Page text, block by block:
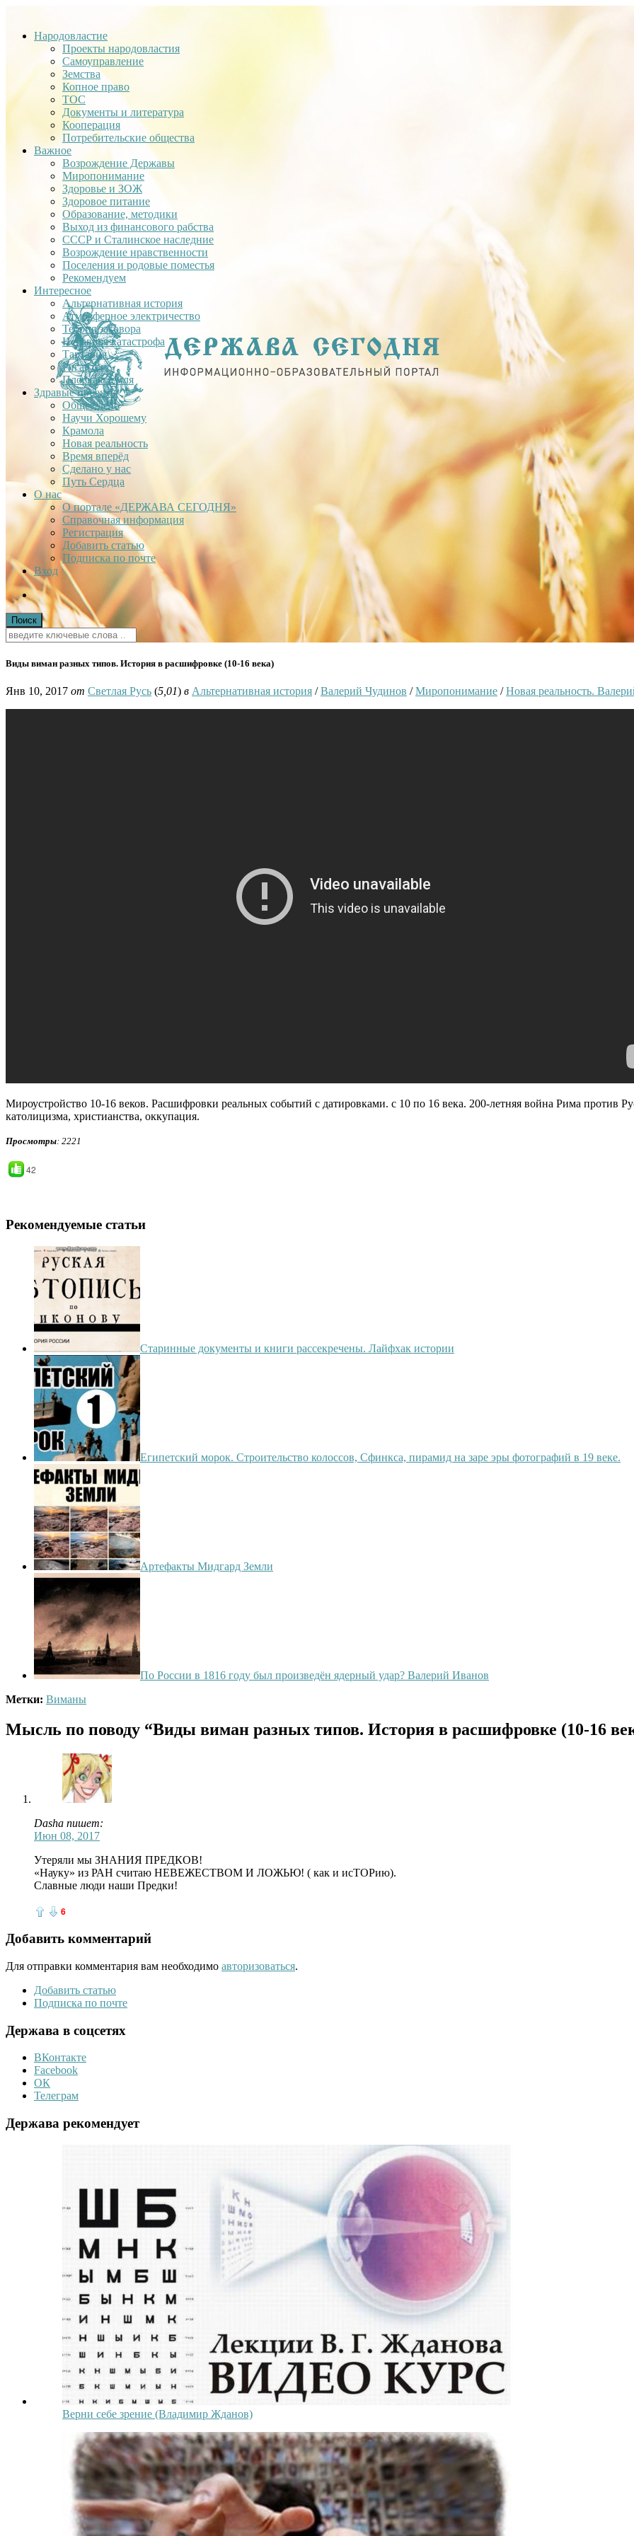
Народовластие
Проекты народовластия
Самоуправление
Земства
Копное право
ТОС
Документы и литература
Кооперация
Потребительские общества
Важное
Возрождение Державы
Миропонимание
Здоровье и ЗОЖ
Здоровое питание
Образование, методики
Выход из финансового рабства
СССР и Сталинское наследние
Возрождение нравственности
Поселения и родовые поместья
Рекомендуем
Интересное
Альтернативная история
Атмосферное электричество
Теория заговора
Недавняя катастрофа
Тартария
Гиганты
Плоская Земля
Здравые проекты
Общее дело
Научи Хорошему
Крамола
Новая реальность
Время вперёд
Сделано у нас
Путь Сердца
О нас
О портале «ДЕРЖАВА СЕГОДНЯ»
Справочная информация
Регистрация
Добавить статью
Подписка по почте
Вход
Виды виман разных типов. История в расшифровке (10-16 века)
Янв 10, 2017 от Светлая Русь (5,01) в Альтернативная история /Валерий Чудинов /Миропонимание /Новая реальность.
Мироустройство 10-16 веков. Расшифровки реальных событий с датировками. с 10 по 16 века. 200-летняя война Рима против
католицизма, христианства, оккупация.
Просмотры: 2221
42
Рекомендуемые статьи
Старинные документы и книги рассекречены. Лайфхак истории
Египетский морок. Строительство колоссов, Сфинкса, пирамид на заре эры фотографий в 19 веке.
Артефакты Мидгард Земли
По России в 1816 году был произведён ядерный удар? Валерий Иванов
Метки: Виманы
Мысль по поводу “Виды виман разных типов. История в расшифровке (10-16
Dasha пишет:
Июн 08, 2017
Утеряли мы ЗНАНИЯ ПРЕДКОВ!
«Науку» из РАН считаю НЕВЕЖЕСТВОМ И ЛОЖЬЮ! ( как и исТОРию).
Славные люди наши Предки!
6
Добавить комментарий
Для отправки комментария вам необходимо авторизоваться.
Добавить статью
Подписка по почте
Держава в соцсетях
ВКонтакте
Facebook
ОК
Телеграм
Держава рекомендует
Верни себе зрение (Владимир Жданов)